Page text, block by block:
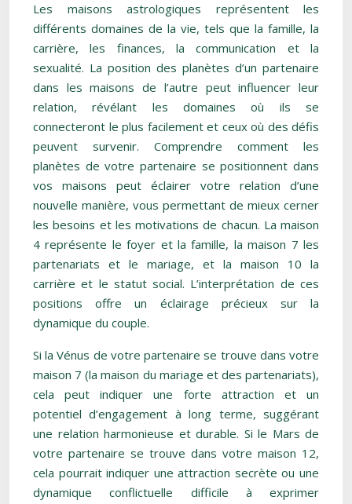
Les maisons astrologiques représentent les
différents domaines de la vie, tels que la famille, la
carrière, les finances, la communication et la
sexualité. La position des planètes d’un partenaire
dans les maisons de l’autre peut influencer leur
relation, révélant les domaines où ils se
connecteront le plus facilement et ceux où des défis
peuvent survenir. Comprendre comment les
planètes de votre partenaire se positionnent dans
vos maisons peut éclairer votre relation d’une
nouvelle manière, vous permettant de mieux cerner
les besoins et les motivations de chacun. La maison
4 représente le foyer et la famille, la maison 7 les
partenariats et le mariage, et la maison 10 la
carrière et le statut social. L’interprétation de ces
positions offre un éclairage précieux sur la
dynamique du couple.
Si la Vénus de votre partenaire se trouve dans votre
maison 7 (la maison du mariage et des partenariats),
cela peut indiquer une forte attraction et un
potentiel d’engagement à long terme, suggérant
une relation harmonieuse et durable. Si le Mars de
votre partenaire se trouve dans votre maison 12,
cela pourrait indiquer une attraction secrète ou une
dynamique conflictuelle difficile à exprimer